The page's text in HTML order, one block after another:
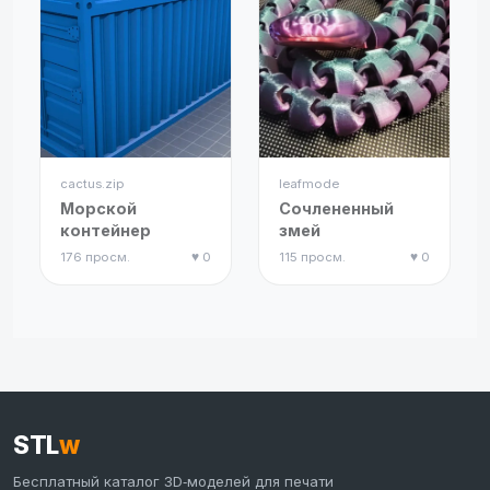
cactus.zip
Морской
контейнер
176 просм. ♥ 0
leafmode
Сочлененный
змей
115 просм. ♥ 0
STLw
Бесплатный каталог 3D‑моделей для печати